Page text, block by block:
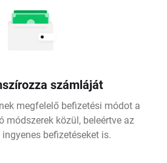
számláját
megfelelő befizetési módot a
módszerek közül, beleértve az
befizetéseket is.